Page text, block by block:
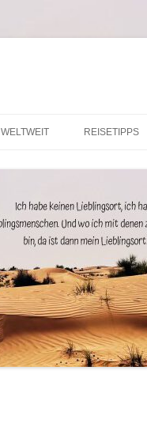
WELTWEIT REISETIPPS